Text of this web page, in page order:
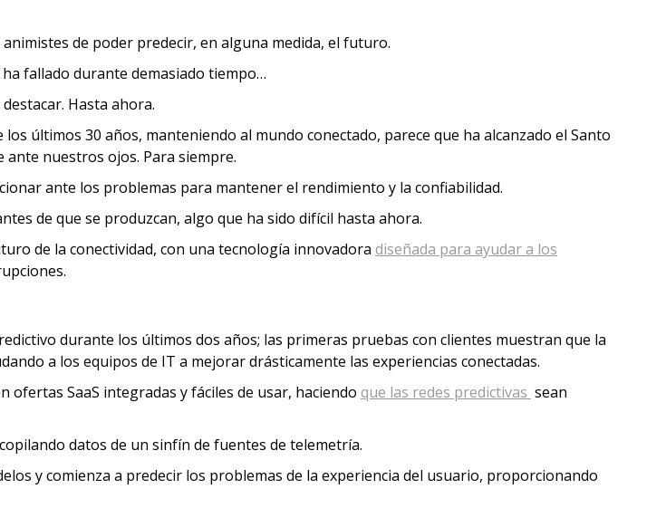
de poder predecir, en alguna medida, el futuro.
fallado durante demasiado tiempo…
Hasta ahora.
últimos 30 años, manteniendo al mundo conectado, parece que ha alcanzado el Santo
ante nuestros ojos. Para siempre.
ante los problemas para mantener el rendimiento y la confiabilidad.
de que se produzcan, algo que ha sido difícil hasta ahora.
de la conectividad, con una tecnología innovadora diseñada para ayudar a los
durante los últimos dos años; las primeras pruebas con clientes muestran que la
a los equipos de IT a mejorar drásticamente las experiencias conectadas.
ofertas SaaS integradas y fáciles de usar, haciendo que las redes predictivas sean
datos de un sinfín de fuentes de telemetría.
y comienza a predecir los problemas de la experiencia del usuario, proporcionando